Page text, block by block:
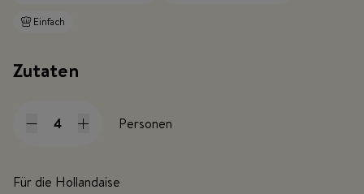
Einfach
Zutaten
Personen
Für die Hollandaise